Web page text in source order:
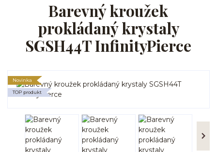
Barevný kroužek
prokládaný krystaly
SGSH44T InfinityPierce
Novinka
TOP produkt